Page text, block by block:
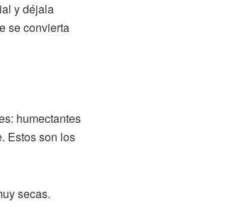
y déjala
se convierta
humectantes
Estos son los
secas.